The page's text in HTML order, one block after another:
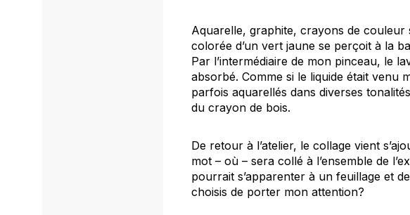
Aquarelle, graphite, crayons de couleur
colorée d’un vert jaune se perçoit à la
Par l’intermédiaire de mon pinceau, le
absorbé. Comme si le liquide était venu
parfois aquarellés dans diverses
du crayon de bois.
De retour à l’atelier, le collage vient
mot – où – sera collé à l’ensemble de
pourrait s’apparenter à un feuillage et
choisis de porter mon attention?